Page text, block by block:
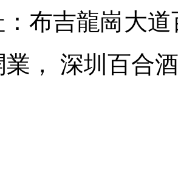
布吉龍崗大
業， 深圳百